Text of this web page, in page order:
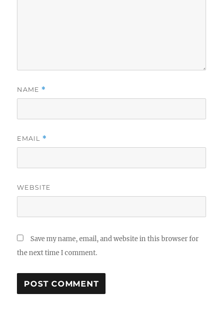
NAME *
EMAIL *
WEBSITE
Save my name, email, and website in this browser for
the next time I comment.